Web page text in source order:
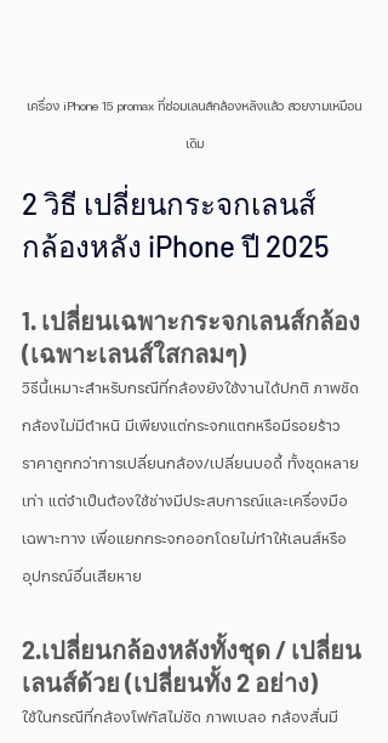
เครื่อง iPhone 15 promax ที่ซ่อมเลนส์กล้องหลังแล้ว สวยงามเหมือน
เดิม
2 วิธี เปลี่ยนกระจกเลนส์
กล้องหลัง iPhone ปี 2025
1. เปลี่ยนเฉพาะกระจกเลนส์กล้อง
(เฉพาะเลนส์ใสกลมๆ)
วิธีนี้เหมาะสำหรับกรณีที่กล้องยังใช้งานได้ปกติ ภาพชัด
กล้องไม่มีตำหนิ มีเพียงแต่กระจกแตกหรือมีรอยร้าว
ราคาถูกกว่าการเปลี่ยนกล้อง/เปลี่ยนบอดี้ ทั้งชุดหลาย
เท่า แต่จำเป็นต้องใช้ช่างมีประสบการณ์และเครื่องมือ
เฉพาะทาง เพื่อแยกกระจกออกโดยไม่ทำให้เลนส์หรือ
อุปกรณ์อื่นเสียหาย
2.เปลี่ยนกล้องหลังทั้งชุด / เปลี่ยน
เลนส์ด้วย (เปลี่ยนทั้ง 2 อย่าง)
ใช้ในกรณีที่กล้องโฟกัสไม่ชัด ภาพเบลอ กล้องสั่นมี